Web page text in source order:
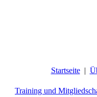
Startseite
Training und